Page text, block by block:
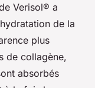
Verisol® a
de la
plus
de collagène,
absorbés